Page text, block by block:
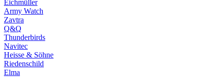
Eichmüller
Army Watch
Zavtra
Q&Q
Thunderbirds
Navitec
Heisse & Söhne
Riedenschild
Elma